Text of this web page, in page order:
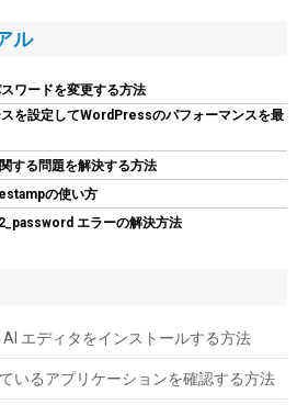
ATX 電源 80 PLUS スタンダード PC
L5-600W/80+/REV2.0
ル
ワードを変更する方法
を設定してWordPressのパフォーマンスを最
する問題を解決する方法
の使い方
エラーの解決方法
エディタをインストールする方法
いるアプリケーションを確認する方法